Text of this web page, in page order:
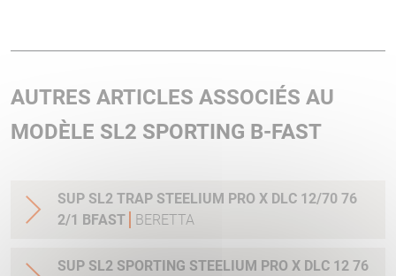
AUTRES ARTICLES ASSOCIÉS AU
MODÈLE SL2 SPORTING B-FAST
SUP SL2 TRAP STEELIUM PRO X DLC 12/70 76
2/1 BFAST
BERETTA
SUP SL2 SPORTING STEELIUM PRO X DLC 12 76